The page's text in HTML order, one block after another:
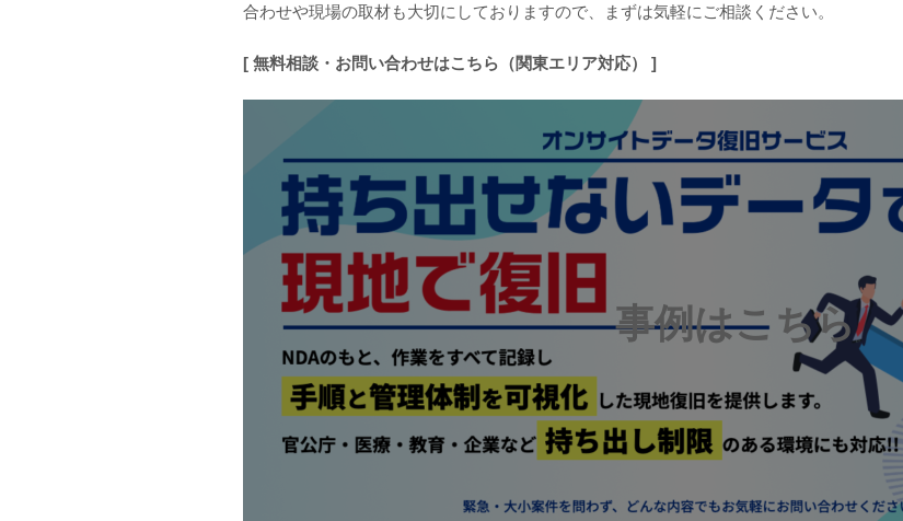
合わせや現場の取材も大切にしておりますので、まずは気軽にご相談ください。
[ 無料相談・お問い合わせはこちら（関東エリア対応） ]
事例はこちら